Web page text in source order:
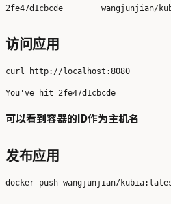
访问应用
可以看到容器的ID作为主机名
发布应用